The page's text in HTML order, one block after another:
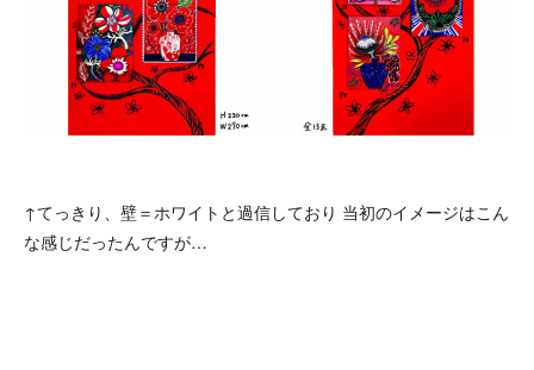
↑てっきり、壁＝ホワイトと過信しており 当初のイメージはこん
な感じだったんですが…